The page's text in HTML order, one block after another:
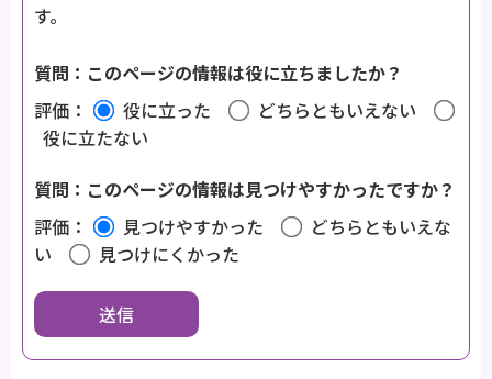
す。
質問：このページの情報は役に立ちましたか？
評価：
役に立った
どちらともいえない
役に立たない
質問：このページの情報は見つけやすかったですか？
評価：
見つけやすかった
どちらともいえな
い
見つけにくかった